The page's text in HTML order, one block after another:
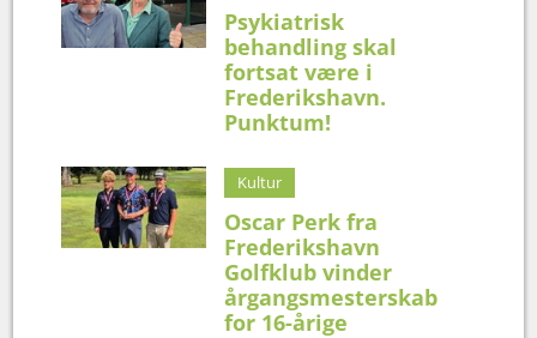
Psykiatrisk
behandling skal
fortsat være i
Frederikshavn.
Punktum!
Kultur
Oscar Perk fra
Frederikshavn
Golfklub vinder
årgangsmesterskab
for 16-årige